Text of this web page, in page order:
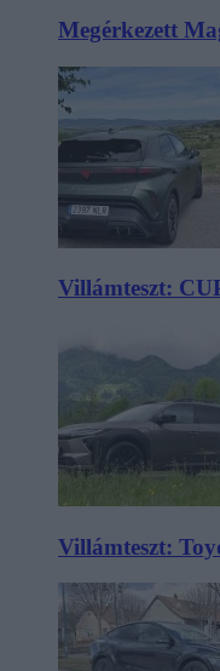
Megérkezett
Villámteszt:
Villámteszt: